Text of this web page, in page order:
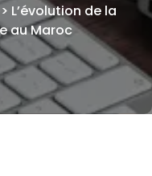
L’évolution de la
au Maroc